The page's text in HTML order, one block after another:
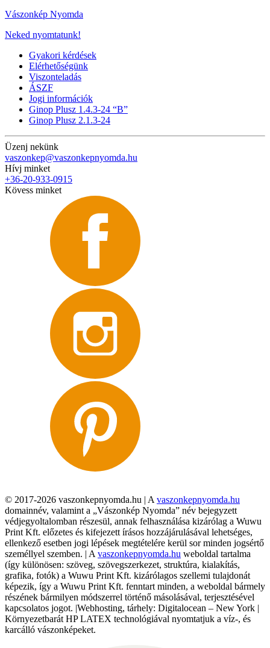
Vászonkép Nyomda
Neked nyomtatunk!
Gyakori kérdések
Elérhetőségünk
Viszonteladás
ÁSZF
Jogi információk
Ginop Plusz 1.4.3-24 “B”
Ginop Plusz 2.1.3-24
Üzenj nekünk
vaszonkep@vaszonkepnyomda.hu
Hívj minket
+36-20-933-0915
Kövess minket
© 2017-2026 vaszonkepnyomda.hu | A vaszonkepnyomda.hu
domainnév, valamint a „Vászonkép Nyomda” név bejegyzett
védjegyoltalomban részesül, annak felhasználása kizárólag a Wuwu
Print Kft. előzetes és kifejezett írásos hozzájárulásával lehetséges,
ellenkező esetben jogi lépések megtételére kerül sor minden jogsértő
személlyel szemben. | A vaszonkepnyomda.hu weboldal tartalma
(így különösen: szöveg, szövegszerkezet, struktúra, kialakítás,
grafika, fotók) a Wuwu Print Kft. kizárólagos szellemi tulajdonát
képezik, így a Wuwu Print Kft. fenntart minden, a weboldal bármely
részének bármilyen módszerrel történő másolásával, terjesztésével
kapcsolatos jogot. |Webhosting, tárhely: Digitalocean – New York |
Környezetbarát HP LATEX technológiával nyomtatjuk a víz-, és
karcálló vászonképeket.